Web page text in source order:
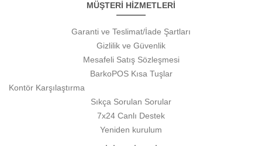
MÜŞTERİ HİZMETLERİ
Garanti ve Teslimat/İade Şartları
Gizlilik ve Güvenlik
Mesafeli Satış Sözleşmesi
BarkoPOS Kısa Tuşlar
Kontör Karşılaştırma
Sıkça Sorulan Sorular
7x24 Canlı Destek
Yeniden kurulum